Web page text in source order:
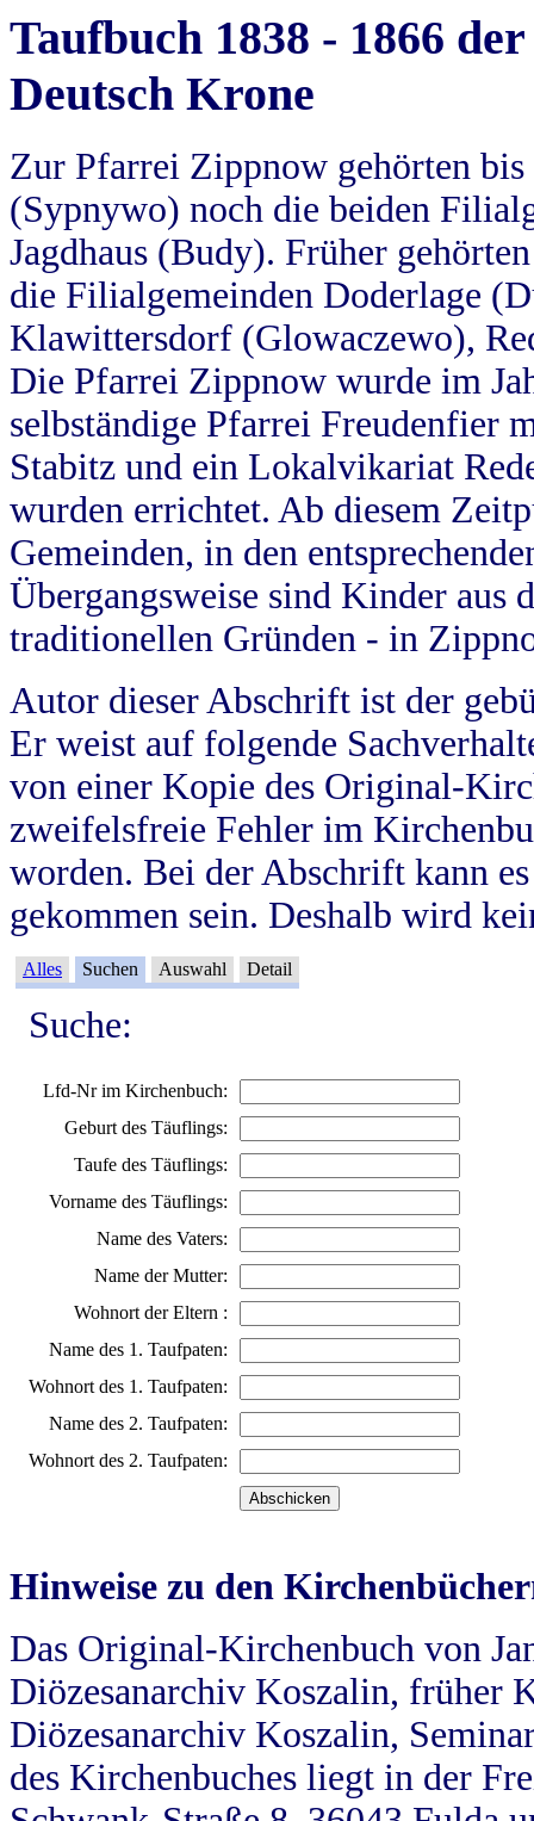
Taufbuch 1838 - 1866
Deutsch Krone
Zur Pfarrei Zippnow gehörten
(Sypnywo) noch die beiden
Jagdhaus (Budy). Früher
die Filialgemeinden Doderlage
Klawittersdorf (Glowaczewo),
Die Pfarrei Zippnow wurde im
selbständige Pfarrei Freudenfier
Stabitz und ein Lokalvikariat
wurden errichtet. Ab diesem
Gemeinden, in den
Übergangsweise sind Kinder aus
traditionellen Gründen - in
Autor dieser Abschrift ist der
Er weist auf folgende
von einer Kopie des Original-
zweifelsfreie Fehler im
worden. Bei der Abschrift kann
gekommen sein. Deshalb wird
Alles Suchen Auswahl Detail
Suche:
Lfd-Nr im Kirchenbuch:
Geburt des Täuflings:
Taufe des Täuflings:
Vorname des Täuflings:
Name des Vaters:
Name der Mutter:
Wohnort der Eltern :
Name des 1. Taufpaten:
Wohnort des 1. Taufpaten:
Name des 2. Taufpaten:
Wohnort des 2. Taufpaten:
Hinweise zu den
Das Original-Kirchenbuch von
Diözesanarchiv Koszalin, früher
Diözesanarchiv Koszalin,
des Kirchenbuches liegt in der